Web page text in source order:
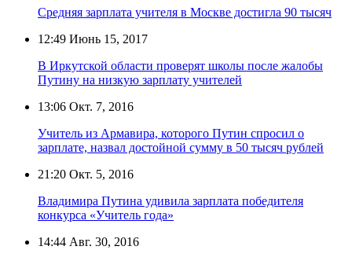
Средняя зарплата учителя в Москве достигла 90 тысяч
12:49 Июнь 15, 2017
В Иркутской области проверят школы после жалобы
Путину на низкую зарплату учителей
13:06 Окт. 7, 2016
Учитель из Армавира, которого Путин спросил о
зарплате, назвал достойной сумму в 50 тысяч рублей
21:20 Окт. 5, 2016
Владимира Путина удивила зарплата победителя
конкурса «Учитель года»
14:44 Авг. 30, 2016